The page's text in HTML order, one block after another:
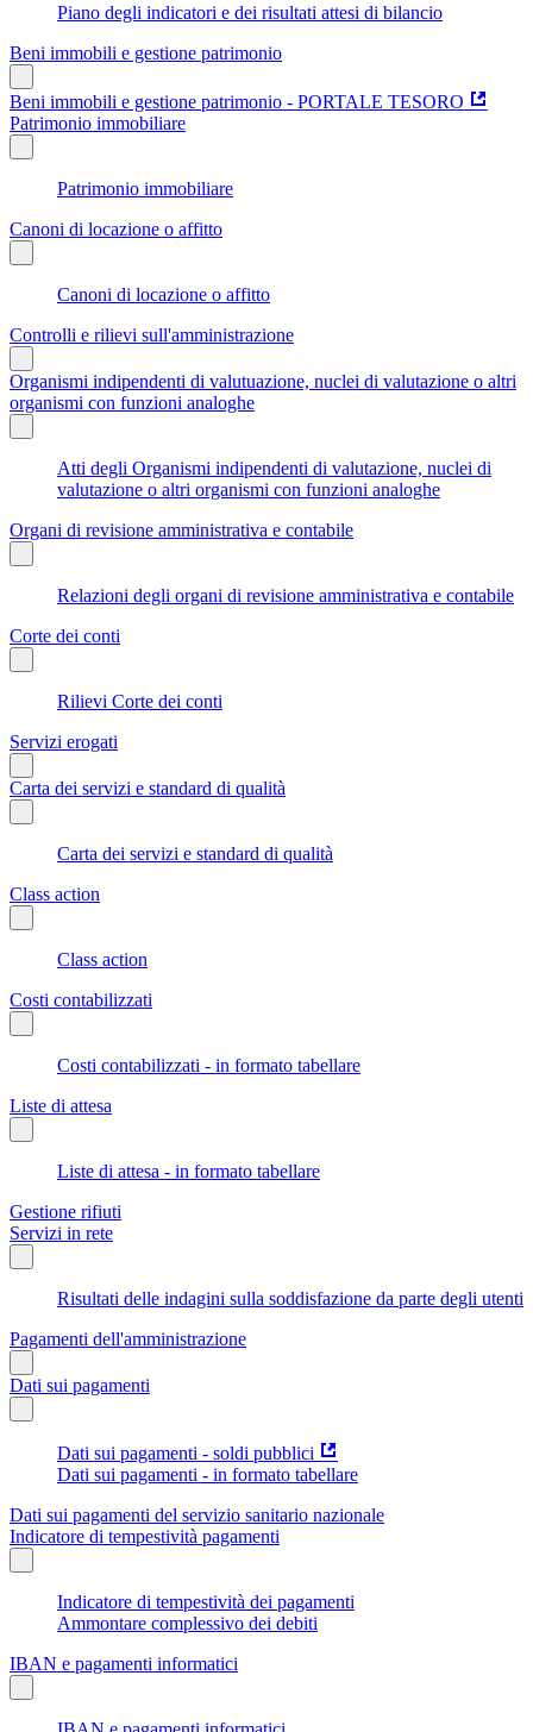
Piano degli indicatori e dei risultati attesi di bilancio
Beni immobili e gestione patrimonio
Beni immobili e gestione patrimonio - PORTALE TESORO
Patrimonio immobiliare
Patrimonio immobiliare
Canoni di locazione o affitto
Canoni di locazione o affitto
Controlli e rilievi sull'amministrazione
Organismi indipendenti di valutuazione, nuclei di valutazione o altri
organismi con funzioni analoghe
Atti degli Organismi indipendenti di valutazione, nuclei di
valutazione o altri organismi con funzioni analoghe
Organi di revisione amministrativa e contabile
Relazioni degli organi di revisione amministrativa e contabile
Corte dei conti
Rilievi Corte dei conti
Servizi erogati
Carta dei servizi e standard di qualità
Carta dei servizi e standard di qualità
Class action
Class action
Costi contabilizzati
Costi contabilizzati - in formato tabellare
Liste di attesa
Liste di attesa - in formato tabellare
Gestione rifiuti
Servizi in rete
Risultati delle indagini sulla soddisfazione da parte degli utenti
Pagamenti dell'amministrazione
Dati sui pagamenti
Dati sui pagamenti - soldi pubblici
Dati sui pagamenti - in formato tabellare
Dati sui pagamenti del servizio sanitario nazionale
Indicatore di tempestività pagamenti
Indicatore di tempestività dei pagamenti
Ammontare complessivo dei debiti
IBAN e pagamenti informatici